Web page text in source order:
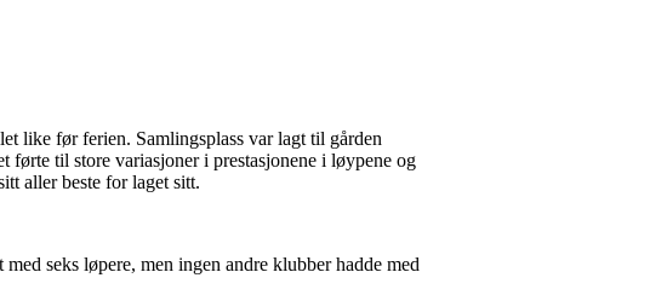
like før ferien. Samlingsplass var lagt til gården
til store variasjoner i prestasjonene i løypene og
aller beste for laget sitt.
seks løpere, men ingen andre klubber hadde med